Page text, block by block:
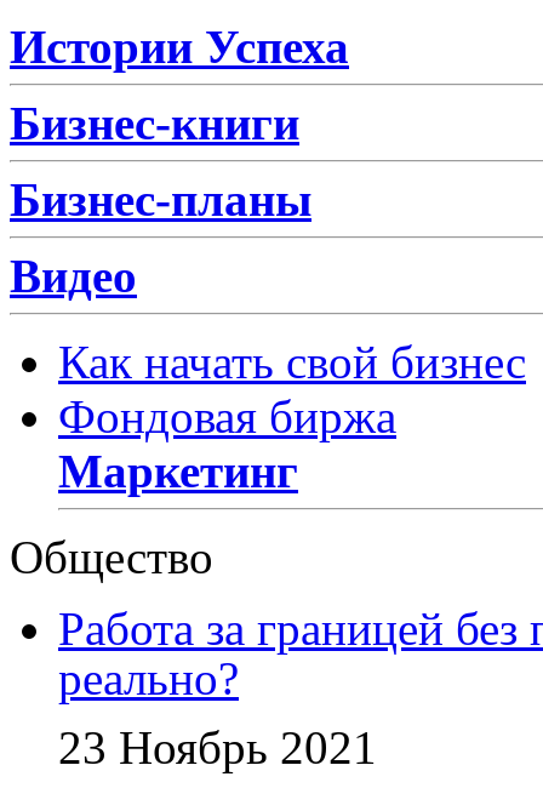
Истории Успеха
Бизнес-книги
Бизнес-планы
Видео
Как начать свой бизнес
Фондовая биржа
Маркетинг
Общество
Работа за границей
реально?
23 Ноябрь 2021